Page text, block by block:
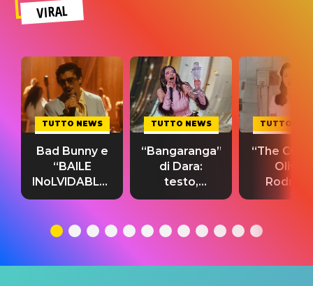
VIRAL
TUTTO NEWS
Bad Bunny e
“BAILE
INoLVIDABLE”:
testo,
significato
TUTTO NEWS
“Bangaranga”
di Dara:
testo,
traduzione e
del singolo
TUTTO
“The
Olivia
testo,